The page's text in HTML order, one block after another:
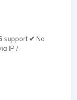
support ✔ No
IP /